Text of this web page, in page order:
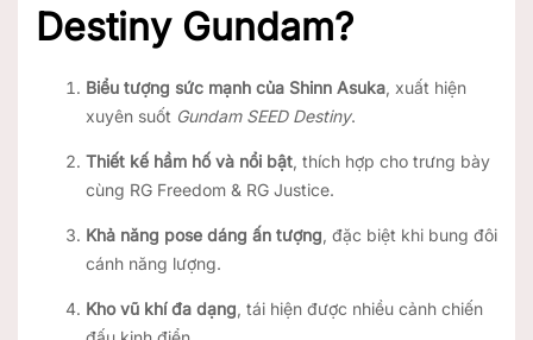
Destiny Gundam?
Biểu tượng sức mạnh của Shinn Asuka, xuất hiện
xuyên suốt Gundam SEED Destiny.
Thiết kế hầm hố và nổi bật, thích hợp cho trưng bày
cùng RG Freedom & RG Justice.
Khả năng pose dáng ấn tượng, đặc biệt khi bung đôi
cánh năng lượng.
Kho vũ khí đa dạng, tái hiện được nhiều cảnh chiến